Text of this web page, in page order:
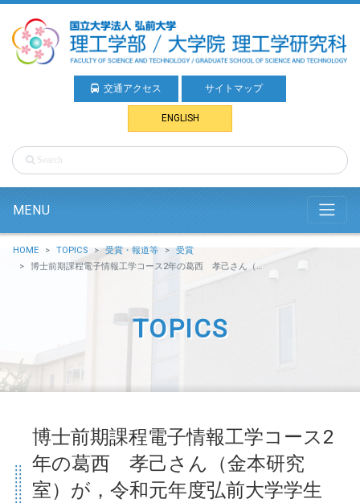
交通アクセス サイトマップ
ENGLISH
MENU
HOME TOPICS 受賞・報道等
受賞
博士前期課程電子情報工学コース2年の葛西 孝己さん（金本研究室）が，令和元年度弘前大学学生表彰を受賞しました。
TOPICS
博士前期課程電子情報工学コース2
年の葛西 孝己さん（金本研究
室）が，令和元年度弘前大学学生